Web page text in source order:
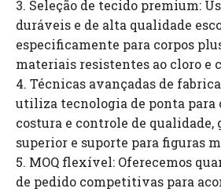
3. Seleção de tecido premium:
duráveis ​​e de alta qualidade
especificamente para corpos
materiais resistentes ao cloro e
4. Técnicas avançadas de
utiliza tecnologia de ponta para
costura e controle de qualidade,
superior e suporte para figuras
5. MOQ flexível: Oferecemos
de pedido competitivas para